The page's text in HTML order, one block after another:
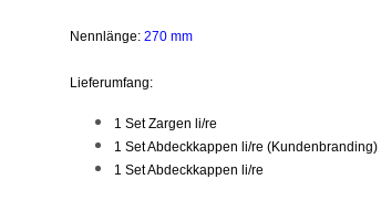
Nennlänge: 270 mm
Lieferumfang:
1 Set Zargen li/re
1 Set Abdeckkappen li/re (Kundenbranding)
1 Set Abdeckkappen li/re